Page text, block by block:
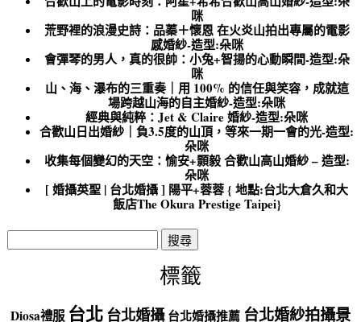
咪
荒野裡的浪漫史詩：品蓁＋懷恩 在火炎山拍出專屬的電影
感婚紗-造型:朵咪
會彈琴的男人，真的很帥：小兔+智揚的心動瞬間-造型:朵
咪
山、海、瀑布的三重奏｜用 100% 的信任與笑容，成就這
場跨越山海的自主婚紗-造型:朵咪
經典與純粹：Jet & Claire 婚紗-造型:朵咪
合歡山日出婚紗｜負3.5度的山頂，等來一期一會的光-造型:
朵咪
收集每個變幻的天空：愉安+顥毅 合歡山高山婚紗 – 造型:
朵咪
[ 婚攝英聖 | 台北婚攝 ] 陽平+蓉蓉 { 地點:台北大倉久和大
飯店The Okura Prestige Taipei}
搜
尋
標籤
Diosa禮服 台北台北婚攝 台北婚攝推薦 台北婚紗拍攝景